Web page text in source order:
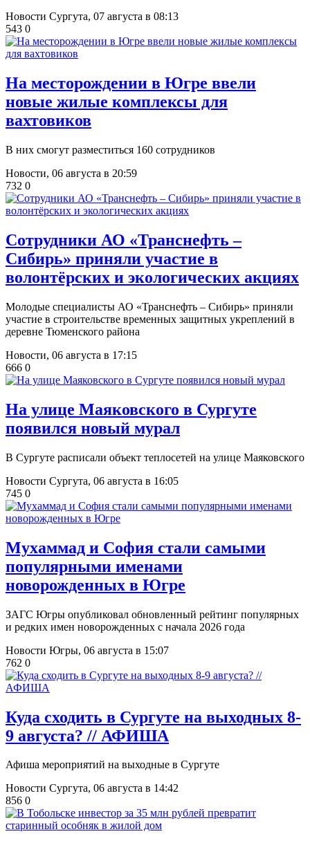
Новости Сургута, 07 августа в 08:13
543 0
​На месторождении в Югре ввели
новые жилые комплексы для
вахтовиков
В них смогут разместиться 160 сотрудников
Новости, 06 августа в 20:59
732 0
Сотрудники АО «Транснефть –
Сибирь» приняли участие в
волонтёрских и экологических акциях
Молодые специалисты АО «Транснефть – Сибирь» приняли
участие в строительстве временных защитных укреплений в
деревне Тюменского района
Новости, 06 августа в 17:15
666 0
​На улице Маяковского в Сургуте
появился новый мурал
В Сургуте расписали объект теплосетей на улице Маяковского
Новости Сургута, 06 августа в 16:05
745 0
​Мухаммад и София стали самыми
популярными именами
новорожденных в Югре
ЗАГС Югры опубликовал обновленный рейтинг популярных
и редких имен новорожденных с начала 2026 года
Новости Югры, 06 августа в 15:07
762 0
​Куда сходить в Сургуте на выходных 8-
9 августа? // АФИША
Афиша мероприятий на выходные в Сургуте
Новости Сургута, 06 августа в 14:42
856 0